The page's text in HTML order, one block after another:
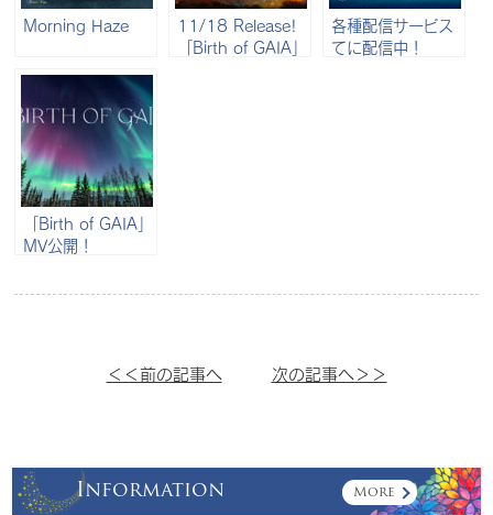
Morning Haze
11/18 Release!
「Birth of GAIA」
各種配信サービス
てに配信中！
「Birth of GAIA」
MV公開！
＜＜前の記事へ 次の記事へ＞＞
Information More